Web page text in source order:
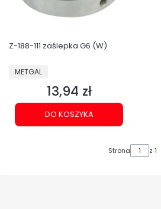
Z-188-111 zaślepka G6 (W)
PRODUCENT
METGAL
Cena
13,94 zł
DO KOSZYKA
Strona z 1